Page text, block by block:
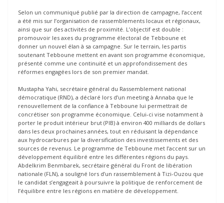
Selon un communiqué publié par la direction de campagne, l’accent
a été mis sur l’organisation de rassemblements locaux et régionaux,
ainsi que sur des activités de proximité. L’objectif est double :
promouvoir les axes du programme électoral de Tebboune et
donner un nouvel élan à sa campagne. Sur le terrain, les partis
soutenant Tebboune mettent en avant son programme économique,
présenté comme une continuité et un approfondissement des
réformes engagées lors de son premier mandat.
Mustapha Yahi, secrétaire général du Rassemblement national
démocratique (RND), a déclaré lors d’un meeting à Annaba que le
renouvellement de la confiance à Tebboune lui permettrait de
concrétiser son programme économique. Celui-ci vise notamment à
porter le produit intérieur brut (PIB) à environ 400 milliards de dollars
dans les deux prochaines années, tout en réduisant la dépendance
aux hydrocarbures par la diversification des investissements et des
sources de revenus. Le programme de Tebboune met l’accent sur un
développement équilibré entre les différentes régions du pays.
Abdelkrim Benmbarek, secrétaire général du Front de libération
nationale (FLN), a souligné lors d’un rassemblement à Tizi-Ouzou que
le candidat s’engageait à poursuivre la politique de renforcement de
l’équilibre entre les régions en matière de développement.